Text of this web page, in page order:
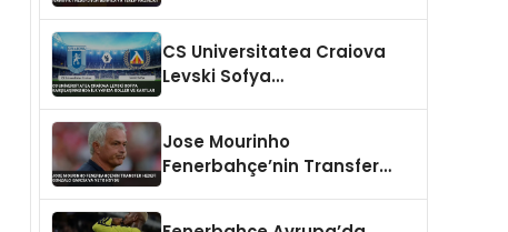
CS Universitatea Craiova
Levski Sofya
Jose Mourinho
Fenerbahçe’nin Transfer